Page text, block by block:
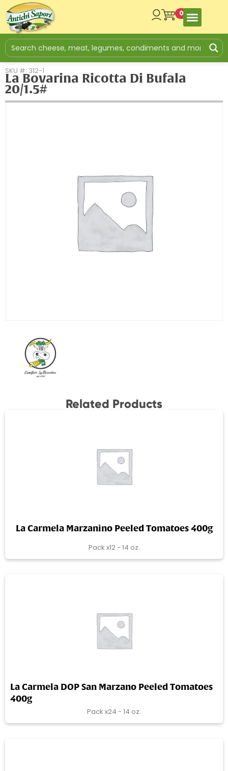
0
SKU #: 312-1
La Bovarina Ricotta Di Bufala
20/1.5#
Related Products
La Carmela Marzanino Peeled Tomatoes 400g
Pack x12 - 14 oz.
La Carmela DOP San Marzano Peeled Tomatoes
400g
Pack x24 - 14 oz.